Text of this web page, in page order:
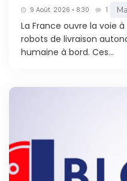
9 Août. 2026 • 8:30 1
La France ouvre la voie
robots de livraison
humaine à bord. Ces...